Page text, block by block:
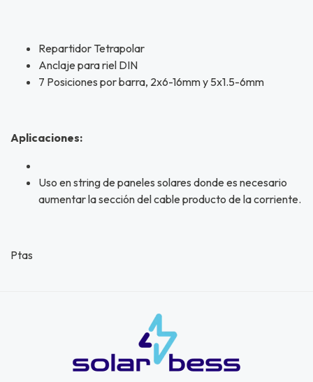
Repartidor Tetrapolar
Anclaje para riel DIN
7 Posiciones por barra, 2x6-16mm y 5x1.5-6mm
Aplicaciones:
Uso en string de paneles solares donde es necesario
aumentar la sección del cable producto de la corriente.
Ptas